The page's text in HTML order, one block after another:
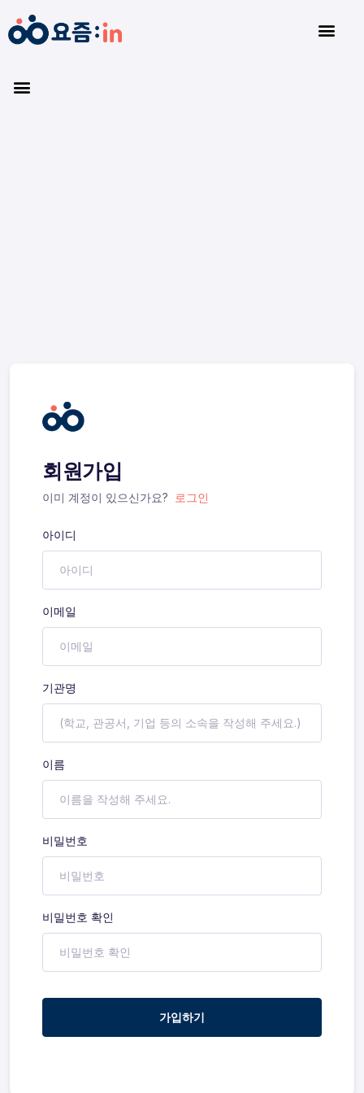
회원가입
이미 계정이 있으신가요? 로그인
아이디
이메일
기관명
이름
비밀번호
비밀번호 확인
가입하기